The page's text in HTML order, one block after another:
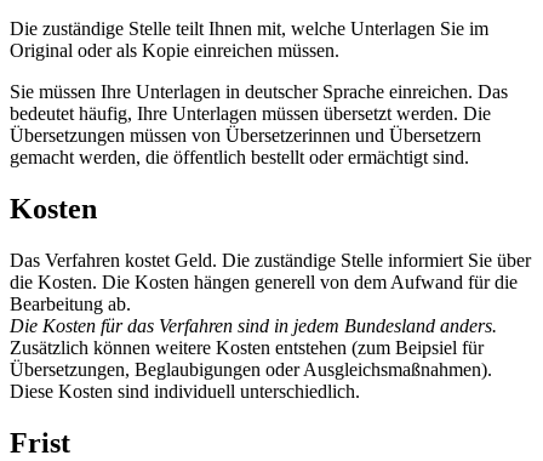
Die zuständige Stelle teilt Ihnen mit, welche Unterlagen Sie im
Original oder als Kopie einreichen müssen.
Sie müssen Ihre Unterlagen in deutscher Sprache einreichen. Das
bedeutet häufig, Ihre Unterlagen müssen übersetzt werden. Die
Übersetzungen müssen von Übersetzerinnen und Übersetzern
gemacht werden, die öffentlich bestellt oder ermächtigt sind.
Kosten
Das Verfahren kostet Geld. Die zuständige Stelle informiert Sie über
die Kosten. Die Kosten hängen generell von dem Aufwand für die
Bearbeitung ab.
Die Kosten für das Verfahren sind in jedem Bundesland anders.
Zusätzlich können weitere Kosten entstehen (zum Beipsiel für
Übersetzungen, Beglaubigungen oder Ausgleichsmaßnahmen).
Diese Kosten sind individuell unterschiedlich.
Frist